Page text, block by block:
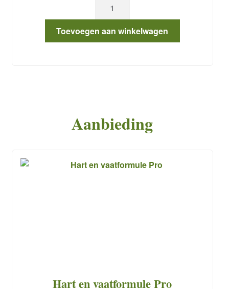
voeding
tegen
kanker
Toevoegen aan winkelwagen
Aanbieding
Hart en vaatformule Pro